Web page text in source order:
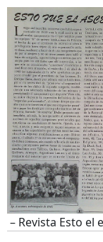
– Revista Esto el